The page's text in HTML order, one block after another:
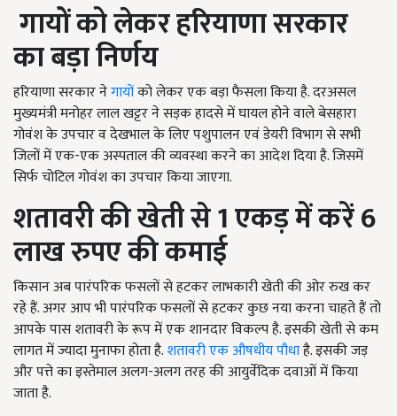
गायों को लेकर हरियाणा सरकार
का बड़ा निर्णय
हरियाणा सरकार नेगायोंको लेकर एक बड़ा फैसला किया है. दरअसल
मुख्यमंत्री मनोहर लाल खट्टर ने सड़क हादसे में घायल होने वाले बेसहारा
गोवंश के उपचार व देखभाल के लिए पशुपालन एवं डेयरी विभाग से सभी
जिलों में एक-एक अस्पताल की व्यवस्था करने का आदेश दिया है. जिसमें
सिर्फ चोटिल गोवंश का उपचार किया जाएगा.
शतावरी की खेती से 1 एकड़ में करें6
लाख रुपए की कमाई
किसान अब पारंपरिक फसलों से हटकर लाभकारी खेती की ओर रुख कर
रहे हैं. अगर आप भी पारंपरिक फसलों से हटकर कुछ नया करना चाहते हैं तो
आपके पास शतावरी के रूप में एक शानदार विकल्प है. इसकी खेती से कम
लागत में ज्यादा मुनाफा होता है.शतावरी एक औषधीय पौधाहै. इसकी जड़
और पत्ते का इस्तेमाल अलग-अलग तरह की आयुर्वेदिक दवाओं में किया
जाता है.